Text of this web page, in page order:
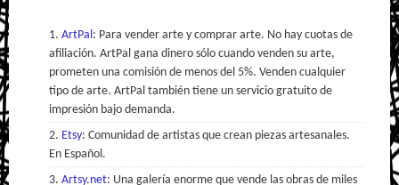
ArtPal : Para vender arte y comprar arte. No hay cuotas de
afiliación. ArtPal gana dinero sólo cuando venden su arte,
prometen una comisión de menos del 5%. Venden cualquier
tipo de arte. ArtPal también tiene un servicio gratuito de
impresión bajo demanda.
Etsy: Comunidad de artistas que crean piezas artesanales.
En Español.
Artsy.net: Una galería enorme que vende las obras de miles